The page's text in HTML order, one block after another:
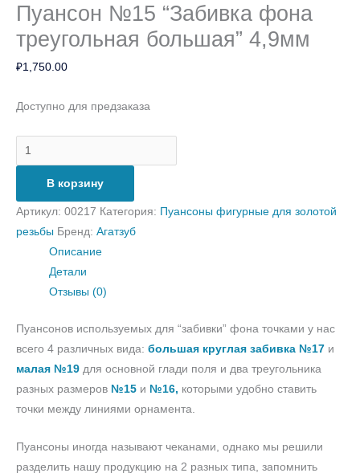
Пуансон №15 “Забивка фона
треугольная большая” 4,9мм
₽1,750.00
Доступно для предзаказа
В корзину
Артикул: 00217 Категория: Пуансоны фигурные для золотой
резьбы Бренд: Агатзуб
Описание
Детали
Отзывы (0)
Пуансонов используемых для “забивки” фона точками у нас
всего 4 различных вида: большая круглая забивка №17 и
малая №19 для основной глади поля и два треугольника
разных размеров №15 и №16, которыми удобно ставить
точки между линиями орнамента.
Пуансоны иногда называют чеканами, однако мы решили
разделить нашу продукцию на 2 разных типа, запомнить